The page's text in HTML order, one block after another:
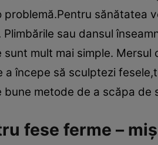
problemă.Pentru sănătatea
sau dansul
mult mai simple.
a începe să sculptezi
metode de a scăpa de
fese ferme –